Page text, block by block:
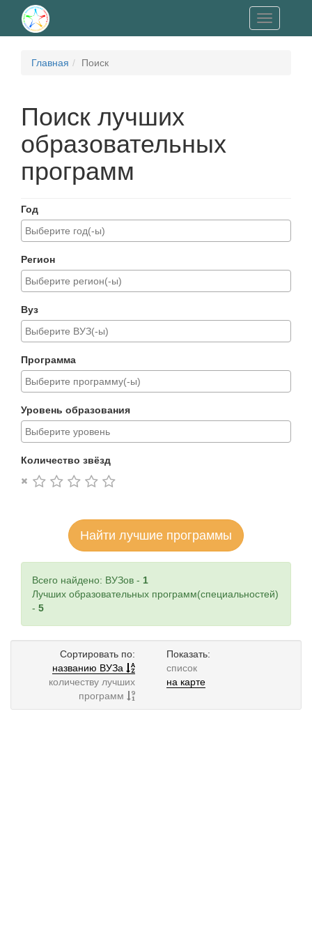
Toggle
navigation
Главная Поиск
Поиск лучших
образовательных
программ
Год
Регион
Вуз
Программа
Уровень образования
Количество звёзд
Найти лучшие программы
Всего найдено: ВУЗов - 1
Лучших образовательных программ(специальностей)
- 5
Сортировать по:
названию ВУЗа
количеству лучших
программ
Показать:
список
на карте